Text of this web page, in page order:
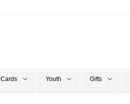
Cards Youth Gifts